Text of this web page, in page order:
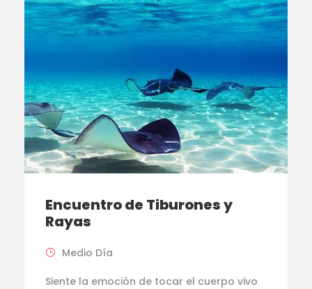
Encuentro de Tiburones y
Rayas
Medio Día
Siente la emoción de tocar el cuerpo vivo